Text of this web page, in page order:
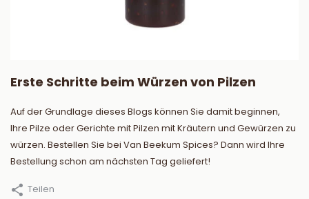
Erste Schritte beim Würzen von Pilzen
Auf der Grundlage dieses Blogs können Sie damit beginnen,
Ihre Pilze oder Gerichte mit Pilzen mit Kräutern und Gewürzen zu
würzen. Bestellen Sie bei Van Beekum Spices? Dann wird Ihre
Bestellung schon am nächsten Tag geliefert!
Teilen